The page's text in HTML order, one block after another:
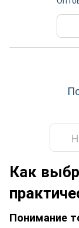
Как
Понимание